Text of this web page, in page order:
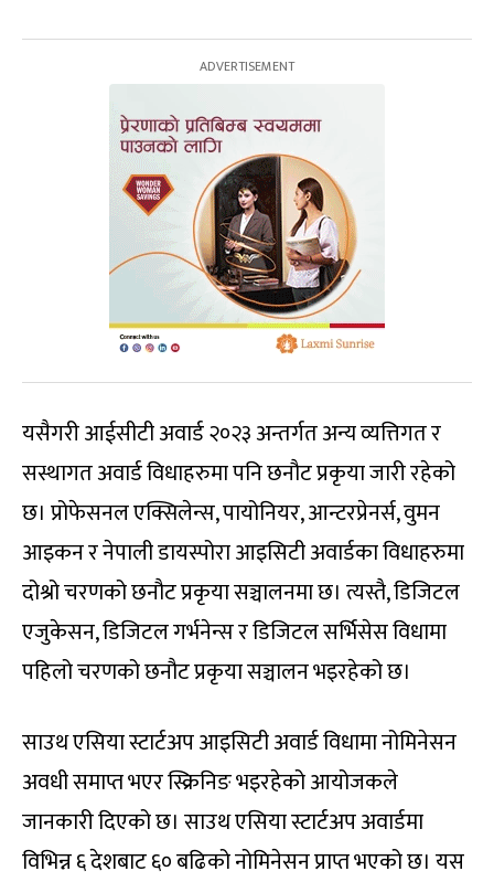
यसैगरी आईसीटी अवार्ड २०२३ अन्तर्गत अन्य व्यत्तिगत र
सस्थागत अवार्ड विधाहरुमा पनि छनौट प्रकृया जारी रहेको
छ। प्रोफेसनल एक्सिलेन्स, पायोनियर, आन्टरप्रेनर्स, वुमन
आइकन र नेपाली डायस्पोरा आइसिटी अवार्डका विधाहरुमा
दोश्रो चरणको छनौट प्रकृया सञ्चालनमा छ। त्यस्तै, डिजिटल
एजुकेसन, डिजिटल गर्भनेन्स र डिजिटल सर्भिसेस विधामा
पहिलो चरणको छनौट प्रकृया सञ्चालन भइरहेको छ।
साउथ एसिया स्टार्टअप आइसिटी अवार्ड विधामा नोमिनेसन
अवधी समाप्त भएर स्क्रिनिङ भइरहेको आयोजकले
जानकारी दिएको छ। साउथ एसिया स्टार्टअप अवार्डमा
विभिन्न ६ देशबाट ६० बढिको नोमिनेसन प्राप्त भएको छ। यस